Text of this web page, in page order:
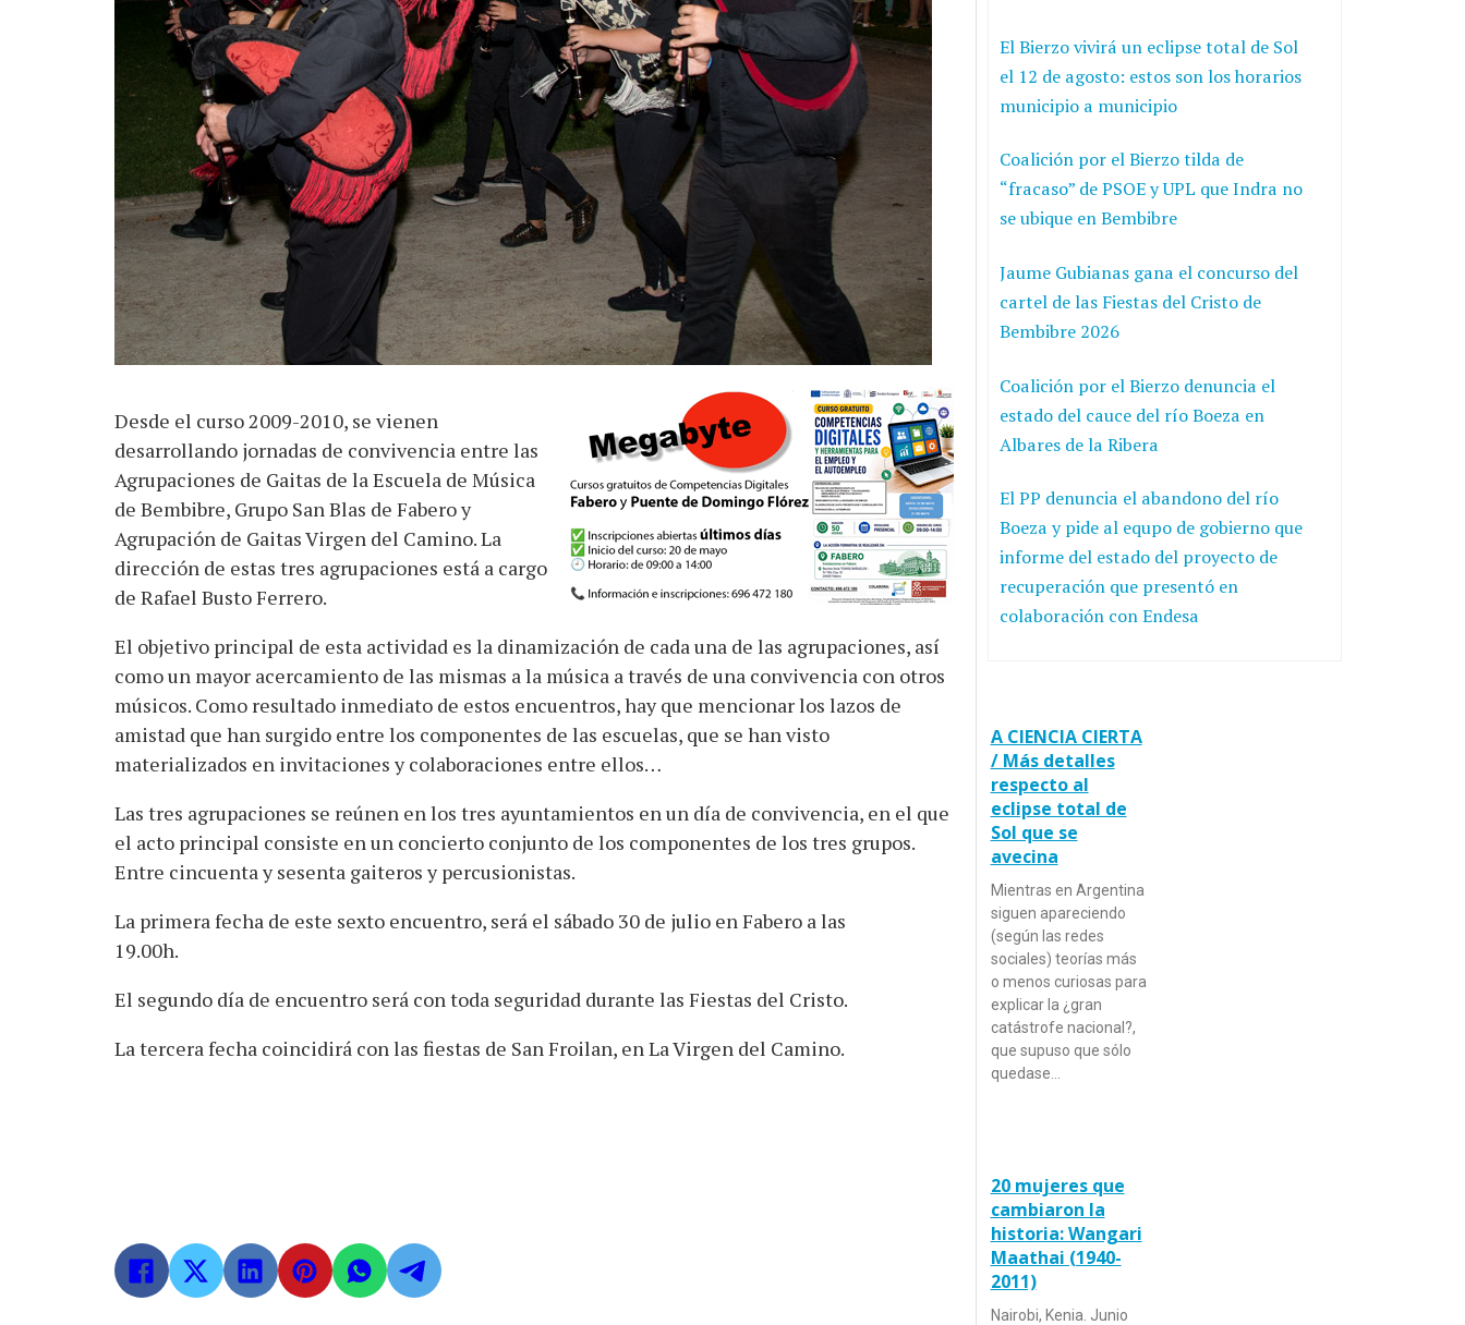
Desde el curso 2009-2010, se vienen
desarrollando jornadas de convivencia entre las
Agrupaciones de Gaitas de la Escuela de Música
de Bembibre, Grupo San Blas de Fabero y
Agrupación de Gaitas Virgen del Camino. La
dirección de estas tres agrupaciones está a cargo
de Rafael Busto Ferrero.
El objetivo principal de esta actividad es la dinamización de cada una de las agrupaciones, así
como un mayor acercamiento de las mismas a la música a través de una convivencia con otros
músicos. Como resultado inmediato de estos encuentros, hay que mencionar los lazos de
amistad que han surgido entre los componentes de las escuelas, que se han visto
materializados en invitaciones y colaboraciones entre ellos…
Las tres agrupaciones se reúnen en los tres ayuntamientos en un día de convivencia, en el que
el acto principal consiste en un concierto conjunto de los componentes de los tres grupos.
Entre cincuenta y sesenta gaiteros y percusionistas.
La primera fecha de este sexto encuentro, será el sábado 30 de julio en Fabero a las
19.00h.
El segundo día de encuentro será con toda seguridad durante las Fiestas del Cristo.
La tercera fecha coincidirá con las fiestas de San Froilan, en La Virgen del Camino.
El Bierzo vivirá un eclipse total de Sol
el 12 de agosto: estos son los horarios
municipio a municipio
Coalición por el Bierzo tilda de
“fracaso” de PSOE y UPL que Indra no
se ubique en Bembibre
Jaume Gubianas gana el concurso del
cartel de las Fiestas del Cristo de
Bembibre 2026
Coalición por el Bierzo denuncia el
estado del cauce del río Boeza en
Albares de la Ribera
El PP denuncia el abandono del río
Boeza y pide al equpo de gobierno que
informe del estado del proyecto de
recuperación que presentó en
colaboración con Endesa
A CIENCIA CIERTA
/ Más detalles
respecto al
eclipse total de
Sol que se
avecina
Mientras en Argentina
siguen apareciendo
(según las redes
sociales) teorías más
o menos curiosas para
explicar la ¿gran
catástrofe nacional?,
que supuso que sólo
quedase…
20 mujeres que
cambiaron la
historia: Wangari
Maathai (1940-
2011)
Nairobi, Kenia. Junio